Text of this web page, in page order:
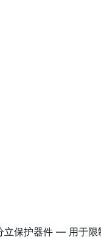
保护器件 — 用于